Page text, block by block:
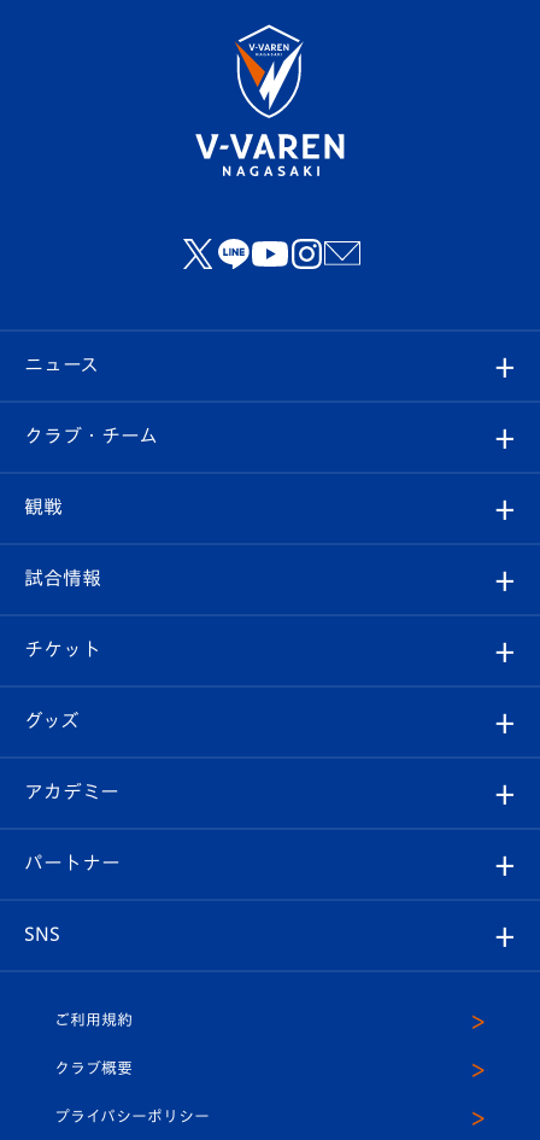
ニュース
すべて
クラブ
試合情報
チケット
イベント
メディア
ホームタウン
クラブ・チーム
クラブ概要
エンブレム紹介
スタッフプロフィール
マスコット紹介
観戦
観戦ルール
はじめての観戦ガイド
Revive Team
ヴィヴィくんの長崎おもてなしガイド
試合情報
試合日程/結果
フォトギャラリー
スタジアムグルメ
チケット
チケット
V-LOVERS（ファンクラブ）
プレイヤーズスイート
グッズ
オンラインショップ
店舗情報
アカデミー
育成からのお知らせ
U-18
パートナー
SNS
ヴィヴィくんインスタグラム
公式LINE＠
ご利用規約
クラブ概要
プライバシーポリシー